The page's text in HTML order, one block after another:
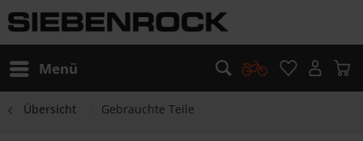
Menü
Übersicht Gebrauchte Teile